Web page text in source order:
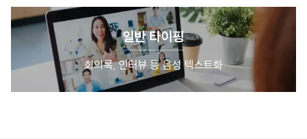
일반 타이핑
회의록, 인터뷰 등 음성 텍스트화